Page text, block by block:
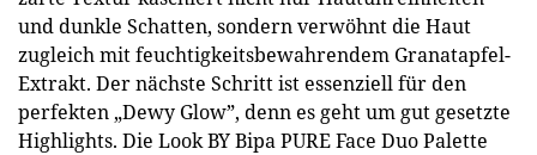
und dunkle Schatten, sondern verwöhnt die Haut
zugleich mit feuchtigkeitsbewahrendem Granatapfel-
Extrakt. Der nächste Schritt ist essenziell für den
perfekten „Dewy Glow”, denn es geht um gut gesetzte
Highlights. Die Look BY Bipa PURE Face Duo Palette